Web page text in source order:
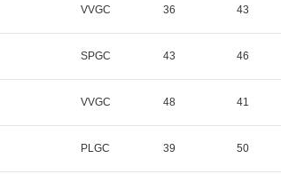
VVGC 36 43
SPGC 43 46
VVGC 48 41
PLGC 39 50